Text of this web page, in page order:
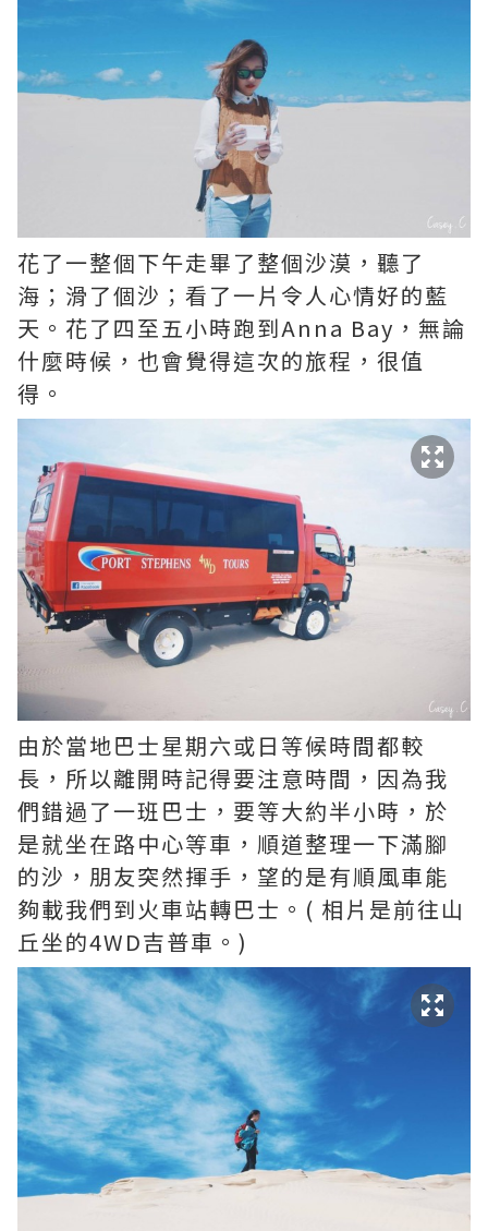
花了一整個下午走畢了整個沙漠，聽了
海；滑了個沙；看了一片令人心情好的藍
天。花了四至五小時跑到Anna Bay，無論
什麼時候，也會覺得這次的旅程，很值
得。
由於當地巴士星期六或日等候時間都較
長，所以離開時記得要注意時間，因為我
們錯過了一班巴士，要等大約半小時，於
是就坐在路中心等車，順道整理一下滿腳
的沙，朋友突然揮手，望的是有順風車能
夠載我們到火車站轉巴士。( 相片是前往山
丘坐的4WD吉普車。)